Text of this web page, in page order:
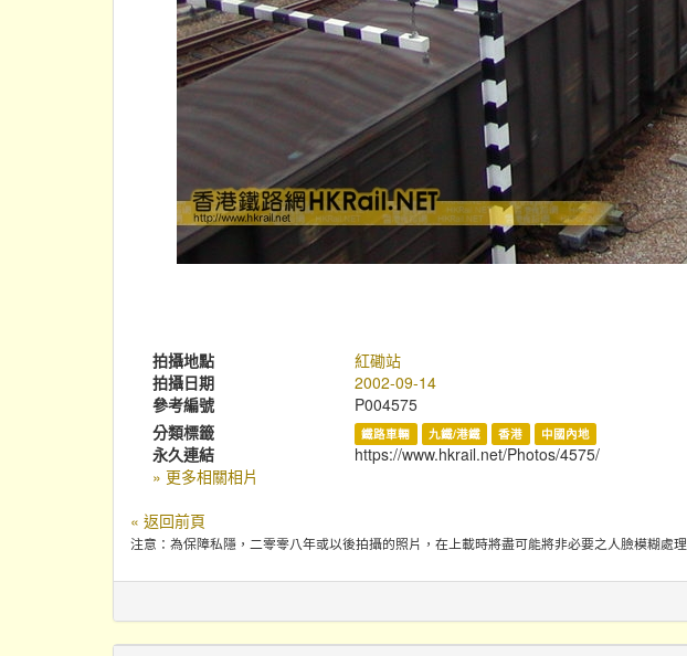
拍攝地點 紅磡站
拍攝日期
2002-09-14
參考編號
P004575
分類標籤
鐵路車輛 九鐵/港鐵 香港 中國內地
永久連結
https://www.hkrail.net/Photos/4575/
» 更多相關相片
« 返回前頁
注意：為保障私隱，二零零八年或以後拍攝的照片，在上載時將盡可能將非必要之人臉模糊處理